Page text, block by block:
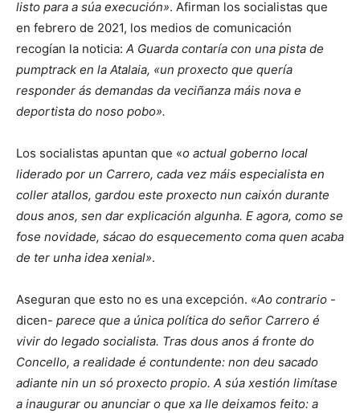
listo para a súa execución». Afirman los socialistas que
en febrero de 2021, los medios de comunicación
recogían la noticia: A Guarda contaría con una pista de
pumptrack en la Atalaia, «un proxecto que quería
responder ás demandas da veciñanza máis nova e
deportista do noso pobo».
Los socialistas apuntan que «o actual goberno local
liderado por un Carrero, cada vez máis especialista en
coller atallos, gardou este proxecto nun caixón durante
dous anos, sen dar explicación algunha. E agora, como se
fose novidade, sácao do esquecemento coma quen acaba
de ter unha idea xenial».
Aseguran que esto no es una excepción. «Ao contrario -
dicen- parece que a única política do señor Carrero é
vivir do legado socialista. Tras dous anos á fronte do
Concello, a realidade é contundente: non deu sacado
adiante nin un só proxecto propio. A súa xestión limítase
a inaugurar ou anunciar o que xa lle deixamos feito: a